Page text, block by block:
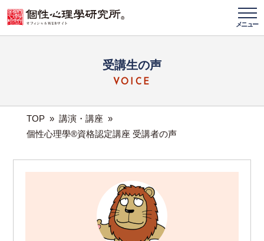
メニュー
受講生の声
VOICE
TOP » 講演・講座 »
個性心理學®資格認定講座 受講者の声